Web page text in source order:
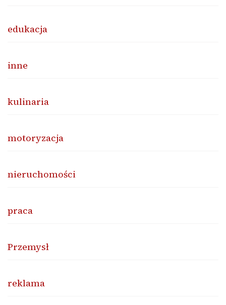
edukacja
inne
kulinaria
motoryzacja
nieruchomości
praca
Przemysł
reklama